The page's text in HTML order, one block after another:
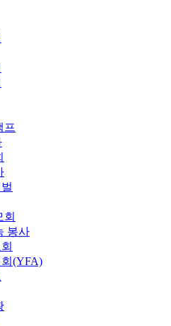
프
회
봉사
(YFA)